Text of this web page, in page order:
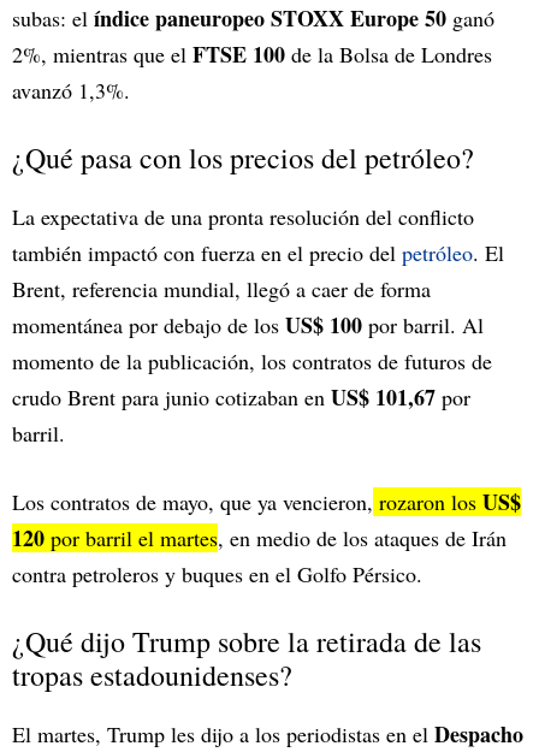
subas: el índice paneuropeo STOXX Europe 50 ganó
2%, mientras que el FTSE 100 de la Bolsa de Londres
avanzó 1,3%.
¿Qué pasa con los precios del petróleo?
La expectativa de una pronta resolución del conflicto
también impactó con fuerza en el precio del petróleo. El
Brent, referencia mundial, llegó a caer de forma
momentánea por debajo de los US$ 100 por barril. Al
momento de la publicación, los contratos de futuros de
crudo Brent para junio cotizaban en US$ 101,67 por
barril.
Los contratos de mayo, que ya vencieron, rozaron los US$
120 por barril el martes, en medio de los ataques de Irán
contra petroleros y buques en el Golfo Pérsico.
¿Qué dijo Trump sobre la retirada de las
tropas estadounidenses?
El martes, Trump les dijo a los periodistas en el Despacho